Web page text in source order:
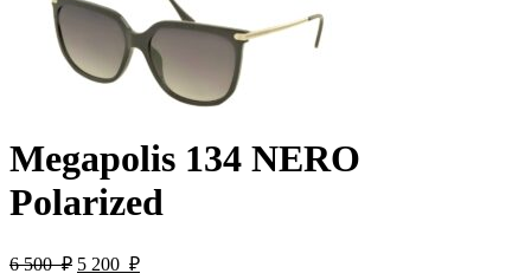
Megapolis 134 NERO
Polarized
6 500₽ 5 200 ₽